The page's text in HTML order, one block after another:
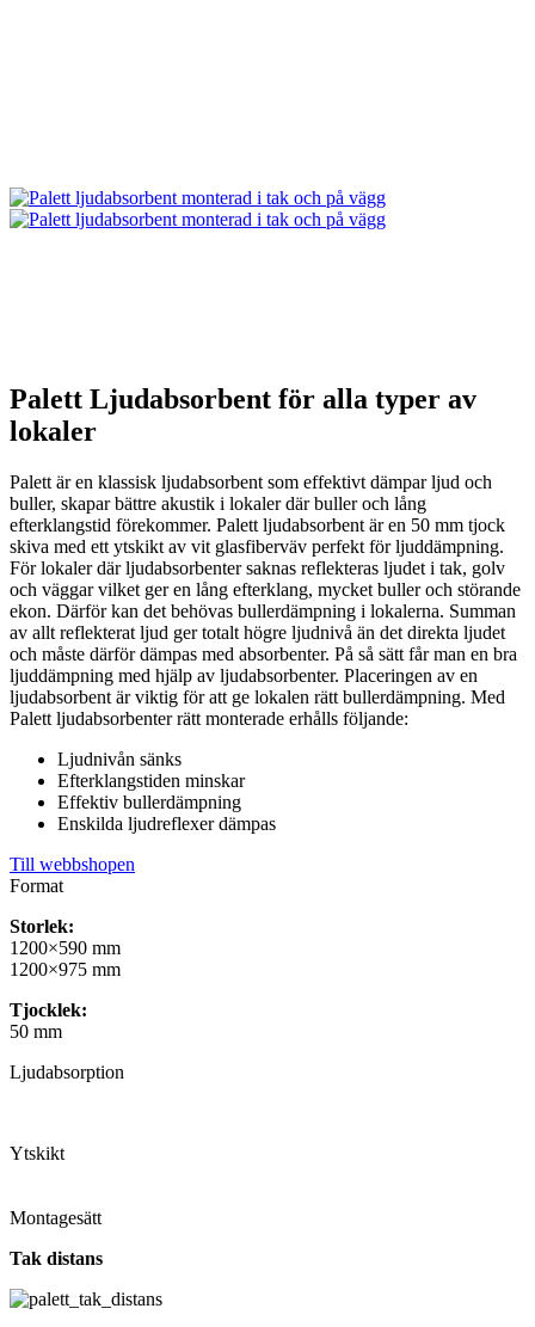
Palett Ljudabsorbent för alla typer av
lokaler
Palett är en klassisk ljudabsorbent som effektivt dämpar ljud och
buller, skapar bättre akustik i lokaler där buller och lång
efterklangstid förekommer. Palett ljudabsorbent är en 50 mm tjock
skiva med ett ytskikt av vit glasfiberväv perfekt för ljuddämpning.
För lokaler där ljudabsorbenter saknas reflekteras ljudet i tak, golv
och väggar vilket ger en lång efterklang, mycket buller och störande
ekon. Därför kan det behövas bullerdämpning i lokalerna. Summan
av allt reflekterat ljud ger totalt högre ljudnivå än det direkta ljudet
och måste därför dämpas med absorbenter. På så sätt får man en bra
ljuddämpning med hjälp av ljudabsorbenter. Placeringen av en
ljudabsorbent är viktig för att ge lokalen rätt bullerdämpning. Med
Palett ljudabsorbenter rätt monterade erhålls följande:
Ljudnivån sänks
Efterklangstiden minskar
Effektiv bullerdämpning
Enskilda ljudreflexer dämpas
Till webbshopen
Format
Storlek:
1200×590 mm
1200×975 mm
Tjocklek:
50 mm
Ljudabsorption
Ytskikt
Montagesätt
Tak distans